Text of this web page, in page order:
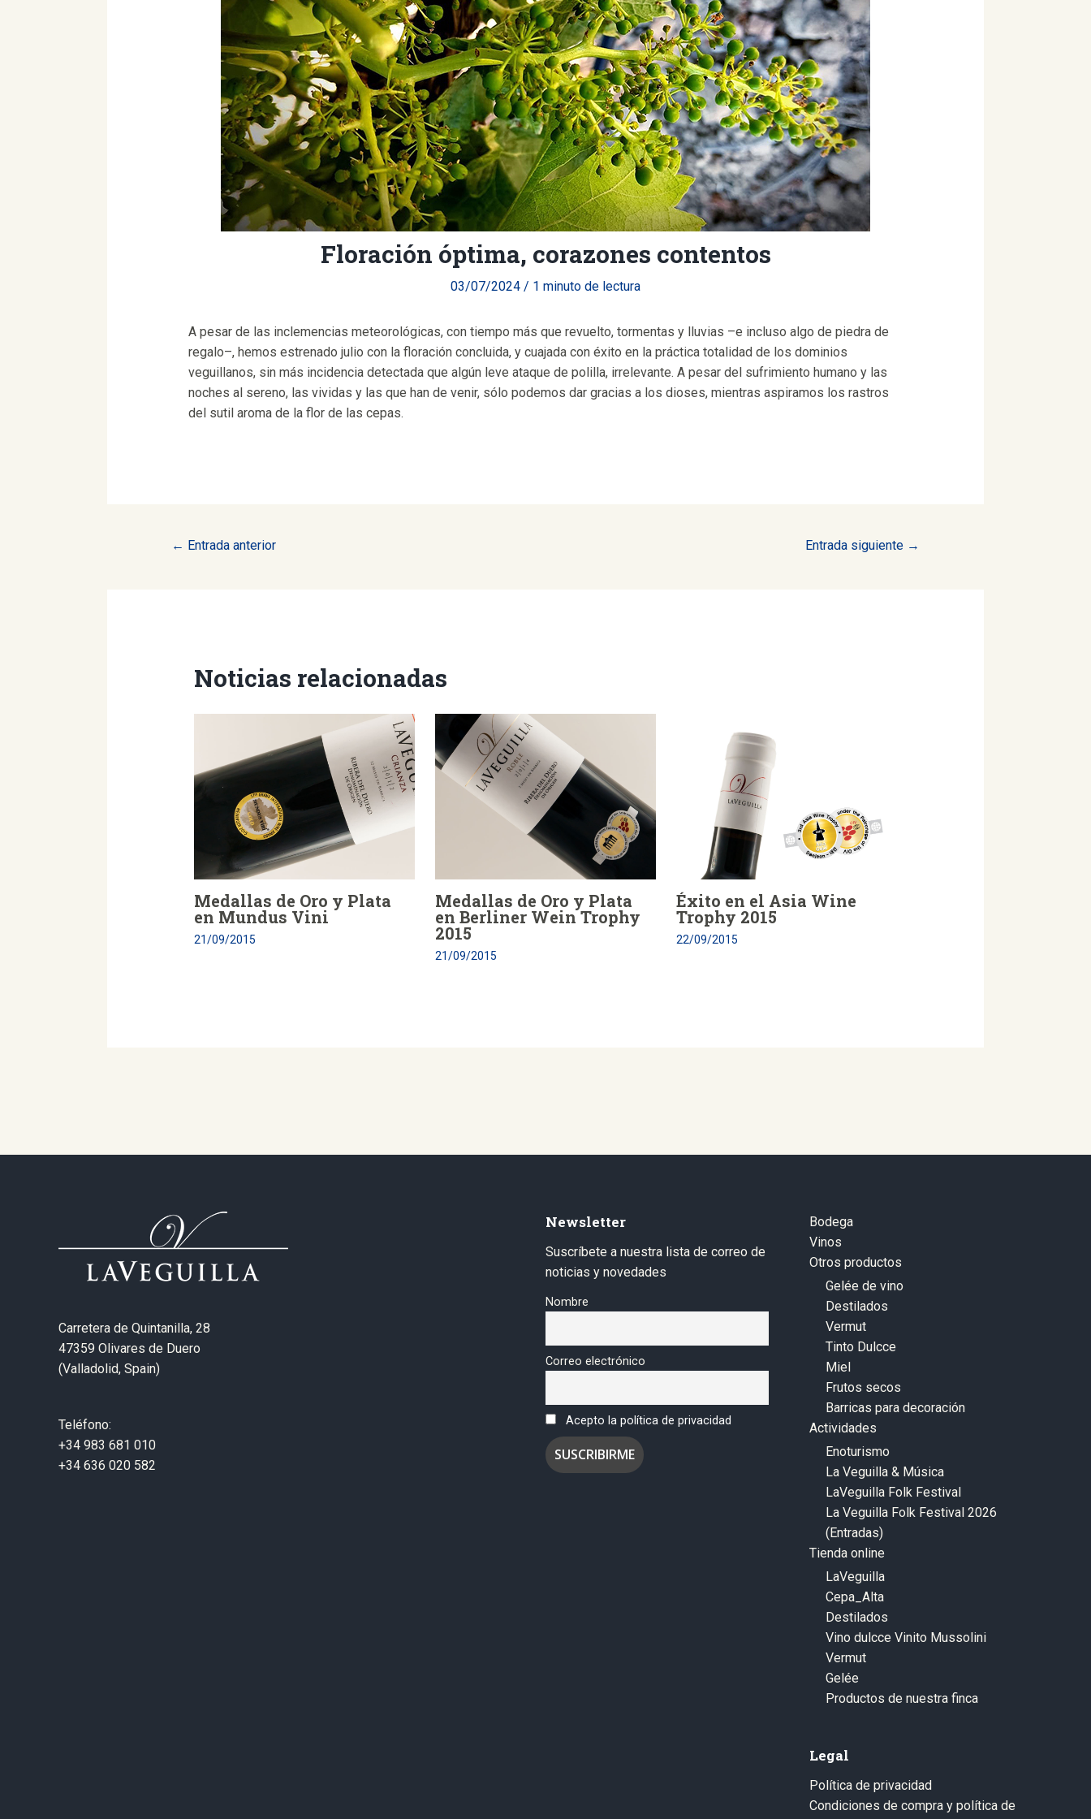
Floración óptima, corazones contentos
03/07/2024 / 1 minuto de lectura
A pesar de las inclemencias meteorológicas, con tiempo más que revuelto, tormentas y lluvias –e incluso algo de piedra de
regalo–, hemos estrenado julio con la floración concluida, y cuajada con éxito en la práctica totalidad de los dominios
veguillanos, sin más incidencia detectada que algún leve ataque de polilla, irrelevante. A pesar del sufrimiento humano y las
noches al sereno, las vividas y las que han de venir, sólo podemos dar gracias a los dioses, mientras aspiramos los rastros
del sutil aroma de la flor de las cepas.
Navegación
← Entrada anterior Entrada siguiente →
Noticias relacionadas
Medallas de Oro y Plata
en Mundus Vini
21/09/2015
Medallas de Oro y Plata
en Berliner Wein Trophy
2015
21/09/2015
Éxito en el Asia Wine
Trophy 2015
22/09/2015
Carretera de Quintanilla, 28
47359 Olivares de Duero
(Valladolid, Spain)
Teléfono:
+34 983 681 010
+34 636 020 582
Newsletter
Suscríbete a nuestra lista de correo de
noticias y novedades
Nombre
Correo electrónico
Acepto la política de privacidad
Bodega
Vinos
Otros productos
Gelée de vino
Destilados
Vermut
Tinto Dulcce
Miel
Frutos secos
Barricas para decoración
Actividades
Enoturismo
La Veguilla & Música
LaVeguilla Folk Festival
La Veguilla Folk Festival 2026
(Entradas)
Tienda online
LaVeguilla
Cepa_Alta
Destilados
Vino dulcce Vinito Mussolini
Vermut
Gelée
Productos de nuestra finca
Legal
Política de privacidad
Condiciones de compra y política de